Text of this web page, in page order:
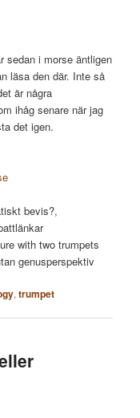
sedan i morse äntligen
läsa den där. Inte så
är några
ihåg senare när jag
det igen.
bevis?,
with two trumpets
genusperspektiv
,trumpet